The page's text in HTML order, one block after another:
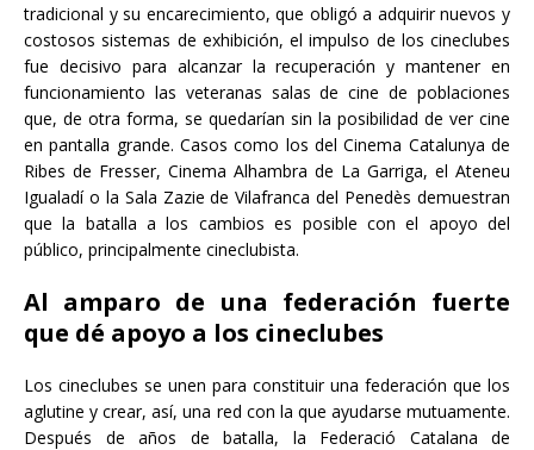
tradicional y su encarecimiento, que obligó a adquirir nuevos y
costosos sistemas de exhibición, el impulso de los cineclubes
fue decisivo para alcanzar la recuperación y mantener en
funcionamiento las veteranas salas de cine de poblaciones
que, de otra forma, se quedarían sin la posibilidad de ver cine
en pantalla grande. Casos como los del Cinema Catalunya de
Ribes de Fresser, Cinema Alhambra de La Garriga, el Ateneu
Igualadí o la Sala Zazie de Vilafranca del Penedès demuestran
que la batalla a los cambios es posible con el apoyo del
público, principalmente cineclubista.
Al amparo de una federación fuerte
que dé apoyo a los cineclubes
Los cineclubes se unen para constituir una federación que los
aglutine y crear, así, una red con la que ayudarse mutuamente.
Después de años de batalla, la Federació Catalana de